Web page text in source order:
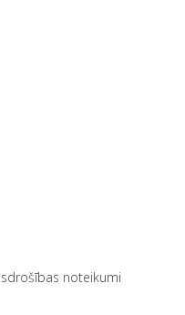
noteikumi